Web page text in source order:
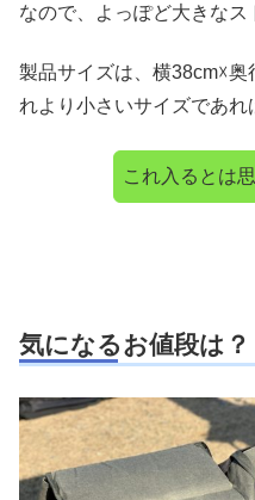
なので、よっぽど大きなス
製品サイズは、横38cm☓奥
れより小さいサイズであれ
これ入るとは
気になるお値段は？